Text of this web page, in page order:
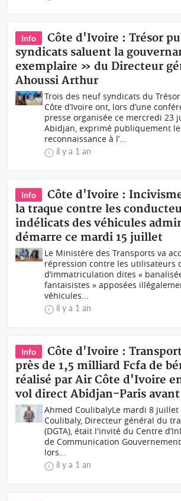
Info
Côte d'Ivoire : Trésor
syndicats saluent la
exemplaire » du Directeur
Ahoussi Arthur
Trois des neuf syndicats du
Côte d’Ivoire ont, lors d’une
presse organisée ce mercredi 23
Abidjan, exprimé publiquement
reconnaissance à l’...
il y a 1 an
Info
Côte d'Ivoire :
la traque contre les
indélicats des véhicules
démarre ce mardi 15 juillet
Le Ministère des Transports va
répression contre les utilisateurs
d’immatriculation dites «
fantaisistes » apposées
véhicules...
il y a 1 an
Info
Côte d'Ivoire :
près de 1,5 milliard Fcfa de
réalisé par Air Côte d'Ivoire
vol direct Abidjan-Paris
Ahmed CoulibalyLe mardi 8 juillet
Coulibaly, Directeur général du
(DGTA), était l'invité du Centre
de Communication
lors...
il y a 1 an